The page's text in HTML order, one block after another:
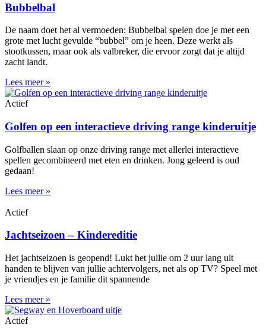
Bubbelbal
De naam doet het al vermoeden: Bubbelbal spelen doe je met een
grote met lucht gevulde “bubbel” om je heen. Deze werkt als
stootkussen, maar ook als valbreker, die ervoor zorgt dat je altijd
zacht landt.
Lees meer »
Actief
Golfen op een interactieve driving range kinderuitje
Golfballen slaan op onze driving range met allerlei interactieve
spellen gecombineerd met eten en drinken. Jong geleerd is oud
gedaan!
Lees meer »
Actief
Jachtseizoen – Kindereditie
Het jachtseizoen is geopend! Lukt het jullie om 2 uur lang uit
handen te blijven van jullie achtervolgers, net als op TV? Speel met
je vriendjes en je familie dit spannende
Lees meer »
Actief